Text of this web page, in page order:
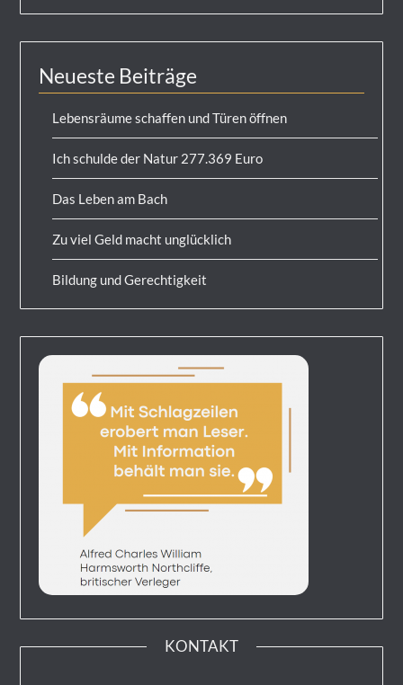
Neueste Beiträge
Lebensräume schaffen und Türen öffnen
Ich schulde der Natur 277.369 Euro
Das Leben am Bach
Zu viel Geld macht unglücklich
Bildung und Gerechtigkeit
KONTAKT